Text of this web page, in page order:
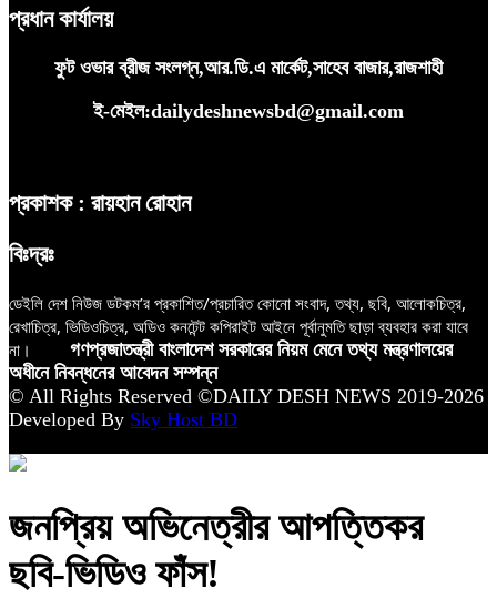
প্রধান কার্যালয়
ফুট ওভার ব্রীজ সংলগ্ন,আর.ডি.এ মার্কেট,সাহেব বাজার,রাজশাহী
ই-মেইল:dailydeshnewsbd@gmail.com
প্রকাশক : রায়হান রোহান
বিঃদ্রঃ
ডেইলি দেশ নিউজ ডটকম’র প্রকাশিত/প্রচারিত কোনো সংবাদ, তথ্য, ছবি, আলোকচিত্র,
রেখাচিত্র, ভিডিওচিত্র, অডিও কনটেন্ট কপিরাইট আইনে পূর্বানুমতি ছাড়া ব্যবহার করা যাবে
না।
গণপ্রজাতন্ত্রী বাংলাদেশ সরকারের নিয়ম মেনে তথ্য মন্ত্রণালয়ের
অধীনে নিবন্ধনের আবেদন সম্পন্ন
© All Rights Reserved ©DAILY DESH NEWS 2019-2026
Developed By Sky Host BD
জনপ্রিয় অভিনেত্রীর আপত্তিকর
ছবি-ভিডিও ফাঁস!